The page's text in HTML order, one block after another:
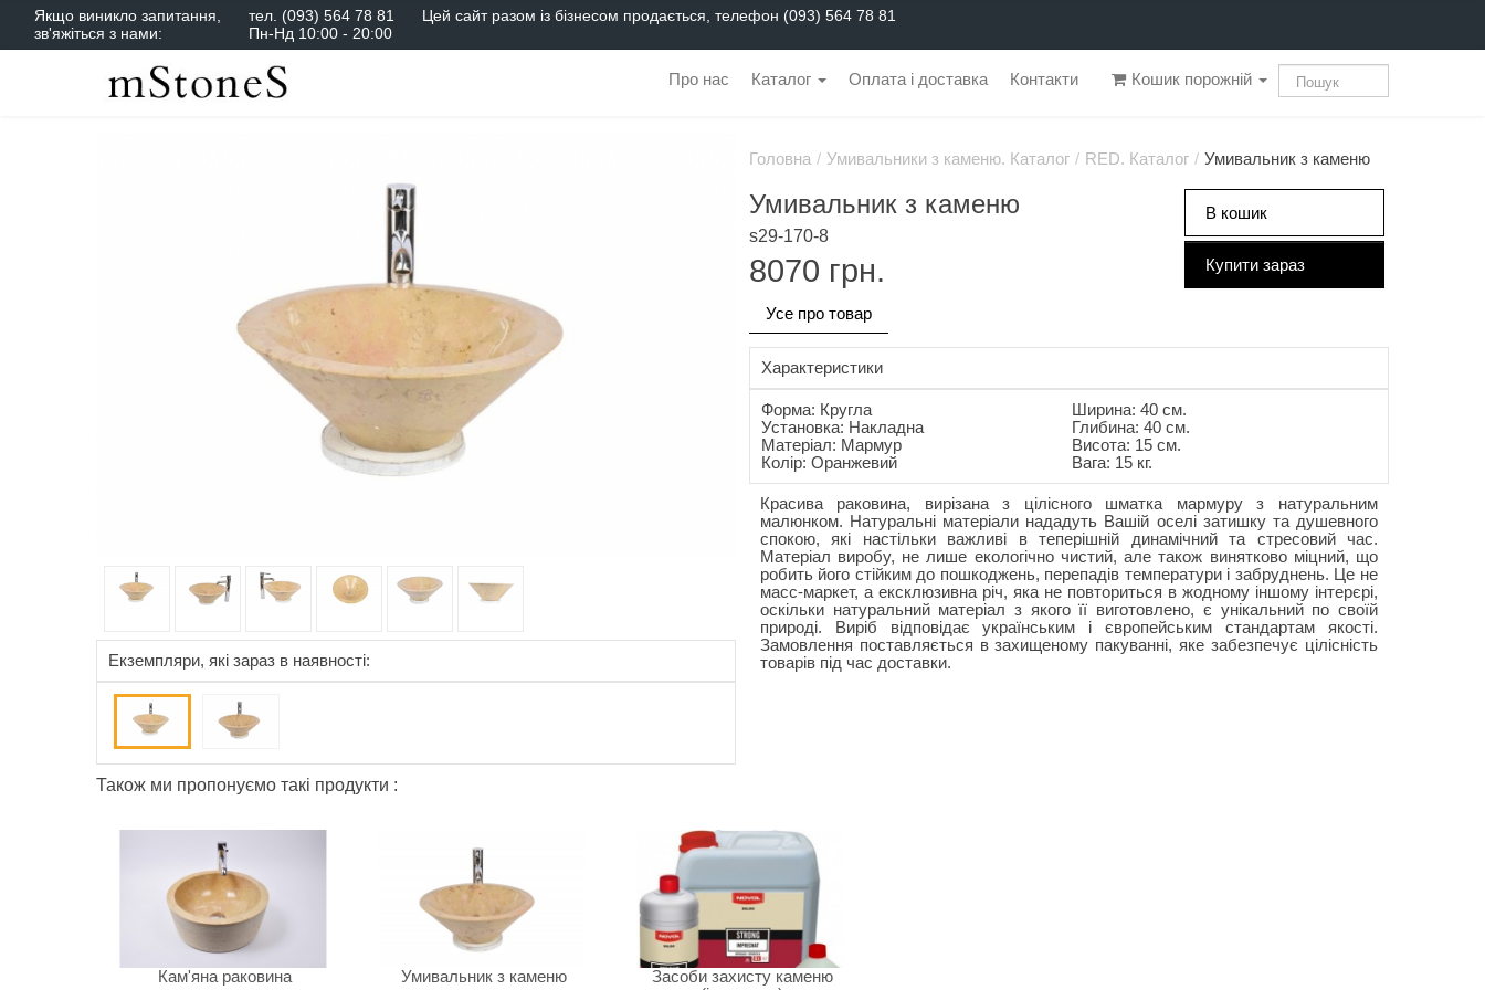
Якщо виникло запитання,
зв'яжіться з нами:
тел. (093) 564 78 81
Пн-Нд 10:00 - 20:00
Цей сайт разом із бізнесом продається, телефон (093) 564 78 81
Кошик порожній
Про нас Каталог Оплата і доставка Контакти
Eкземпляри, які зараз в наявності:
Головна / Умивальники з каменю. Каталог / RED. Каталог / Умивальник з каменю
Умивальник з каменю
s29-170-8
8070 грн.
В кошик
Купити зараз
Усе про товар
Характеристики
Форма: Кругла
Установка: Накладна
Матеріал: Мармур
Колір: Оранжевий
Ширина: 40 см.
Глибина: 40 см.
Висота: 15 см.
Вага: 15 кг.
Красива раковина, вирізана з цілісного шматка мармуру з натуральним
малюнком. Натуральні матеріали нададуть Вашій оселі затишку та душевного
спокою, які настільки важливі в теперішній динамічний та стресовий час.
Матеріал виробу, не лише екологічно чистий, але також винятково міцний, що
робить його стійким до пошкоджень, перепадів температури і забруднень. Це не
масс-маркет, а ексклюзивна річ, яка не повториться в жодному іншому інтерєрі,
оскільки натуральний матеріал з якого її виготовлено, є унікальний по своїй
природі. Виріб відповідає українським і європейським стандартам якості.
Замовлення поставляється в захищеному пакуванні, яке забезпечує цілісність
товарів під час доставки.
Також ми пропонуємо такі продукти :
Кам'яна раковина Умивальник з каменю
Засоби захисту каменю